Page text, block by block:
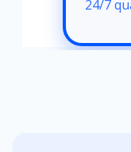
24/7